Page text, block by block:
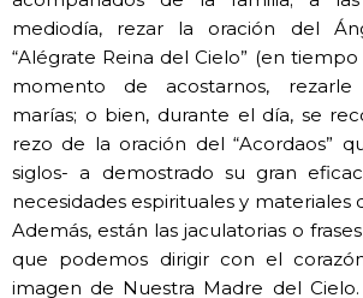
mediodía, rezar la oración del
“Alégrate Reina del Cielo” (en tiempo
momento de acostarnos,
marías; o bien, durante el día, se
rezo de la oración del “Acordaos”
siglos- a demostrado su gran
necesidades espirituales y materiales
Además, están las jaculatorias o
que podemos dirigir con el
imagen de Nuestra Madre del